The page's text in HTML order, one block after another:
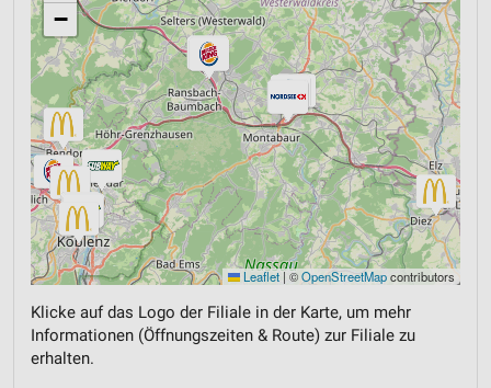
−
Leaflet|©OpenStreetMapcontributors
Klicke auf das Logo der Filiale in der Karte, um mehr
Informationen (Öffnungszeiten & Route) zur Filiale zu
erhalten.